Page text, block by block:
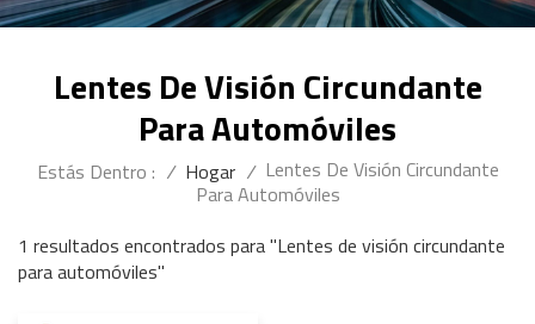
Lentes De Visión Circundante
Para Automóviles
Estás Dentro : / Hogar / Lentes De Visión Circundante
Para Automóviles
1 resultados encontrados para "Lentes de visión circundante
para automóviles"